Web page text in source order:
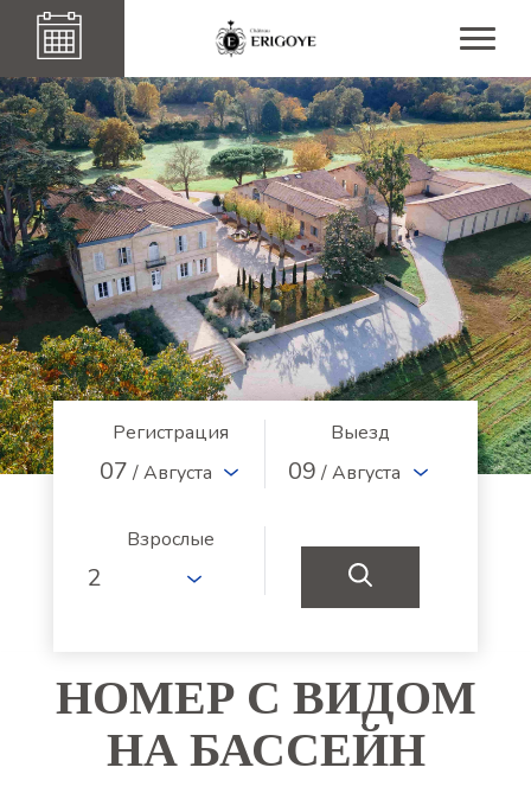
Регистрация
07 / Августа
Выезд
09 / Августа
Взрослые
НОМЕР С ВИДОМ
НА БАССЕЙН